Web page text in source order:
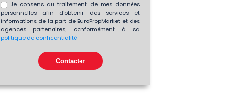
Je consens au traitement de mes données
personnelles afin d'obtenir des services et
informations de la part de EuroPropMarket et des
agences partenaires, conformément à sa
politique de confidentialité